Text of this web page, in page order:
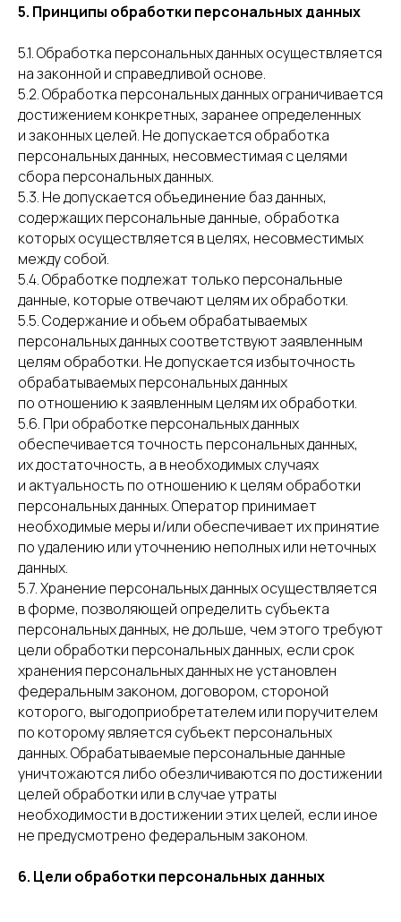
5. Принципы обработки персональных данных
5.1. Обработка персональных данных осуществляется
на законной и справедливой основе.
5.2. Обработка персональных данных ограничивается
достижением конкретных, заранее определенных
и законных целей. Не допускается обработка
персональных данных, несовместимая с целями
сбора персональных данных.
5.3. Не допускается объединение баз данных,
содержащих персональные данные, обработка
которых осуществляется в целях, несовместимых
между собой.
5.4. Обработке подлежат только персональные
данные, которые отвечают целям их обработки.
5.5. Содержание и объем обрабатываемых
персональных данных соответствуют заявленным
целям обработки. Не допускается избыточность
обрабатываемых персональных данных
по отношению к заявленным целям их обработки.
5.6. При обработке персональных данных
обеспечивается точность персональных данных,
их достаточность, а в необходимых случаях
и актуальность по отношению к целям обработки
персональных данных. Оператор принимает
необходимые меры и/или обеспечивает их принятие
по удалению или уточнению неполных или неточных
данных.
5.7. Хранение персональных данных осуществляется
в форме, позволяющей определить субъекта
персональных данных, не дольше, чем этого требуют
цели обработки персональных данных, если срок
хранения персональных данных не установлен
федеральным законом, договором, стороной
которого, выгодоприобретателем или поручителем
по которому является субъект персональных
данных. Обрабатываемые персональные данные
уничтожаются либо обезличиваются по достижении
целей обработки или в случае утраты
необходимости в достижении этих целей, если иное
не предусмотрено федеральным законом.
6. Цели обработки персональных данных